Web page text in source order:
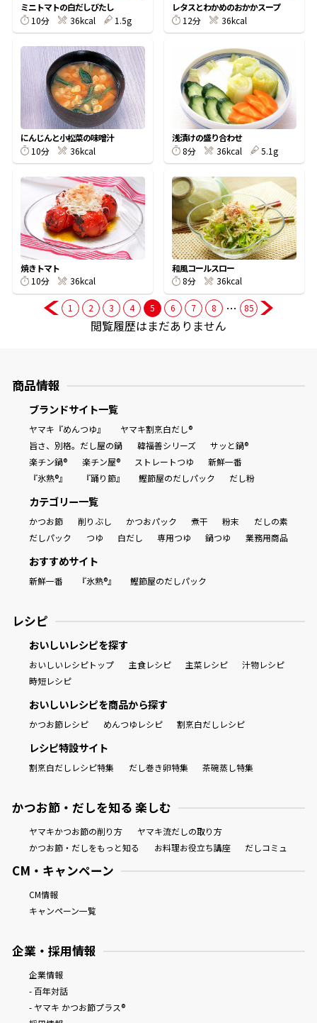
だし粉
商品情報一覧
おすすめサイト
新鮮一番
氷熟®︎
だしパック
ミニトマトの白だしびたし
10分
36kcal 1.5g
レタスとわかめのおかかスープ
12分
36kcal
にんじんと小松菜の味噌汁
10分
36kcal
浅漬けの盛り合わせ
8分
36kcal 5.1g
焼きトマト
10分
36kcal
和風コールスロー
8分
36kcal
1 2 3 4 5 6 7 8 … 85
閲覧履歴はまだありません
商品情報
ブランドサイト一覧
ヤマキ『めんつゆ』
ヤマキ割烹白だし®
旨さ、別格。だし屋の鍋
韓福善シリーズ
サッと鍋®
楽チン鍋®
楽チン屋® ストレートつゆ
新鮮一番
『氷熟®』
『踊り節』 鰹節屋のだしパック だし粉
カテゴリー一覧
かつお節 削りぶし かつおパック 煮干 粉末
だしの素
だしパック
つゆ 白だし 専用つゆ 鍋つゆ 業務用商品
おすすめサイト
新鮮一番 『氷熟®』 鰹節屋のだしパック
レシピ
おいしいレシピを探す
おいしいレシピトップ 主食レシピ 主菜レシピ
汁物レシピ
時短レシピ
おいしいレシピを商品から探す
かつお節レシピ めんつゆレシピ 割烹白だしレシピ
レシピ特設サイト
割烹白だしレシピ特集 だし巻き卵特集 茶碗蒸し特集
かつお節・だしを知る 楽しむ
ヤマキかつお節の削り方
ヤマキ流だしの取り方
かつお節・だしをもっと知る
お料理お役立ち講座 だしコミュ
CM・キャンペーン
CM情報
キャンペーン一覧
企業・採用情報
企業情報
- 百年対話
- ヤマキ かつお節プラス®